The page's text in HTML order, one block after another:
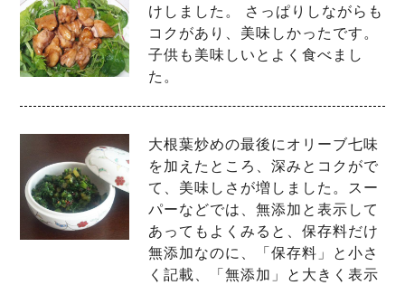
けしました。 さっぱりしながらも
コクがあり、美味しかったです。
子供も美味しいとよく食べまし
た。
大根葉炒めの最後にオリーブ七味
を加えたところ、深みとコクがで
て、美味しさが増しました。スー
パーなどでは、無添加と表示して
あってもよくみると、保存料だけ
無添加なのに、「保存料」と小さ
く記載、「無添加」と大きく表示